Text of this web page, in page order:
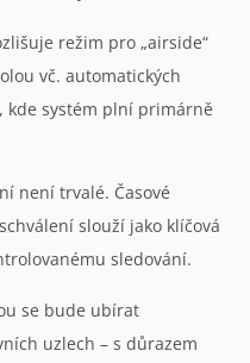
režim pro „airside“
vč. automatických
kde systém plní primárně
není trvalé. Časové
slouží jako klíčová
sledování.
se bude ubírat
uzlech – s důrazem